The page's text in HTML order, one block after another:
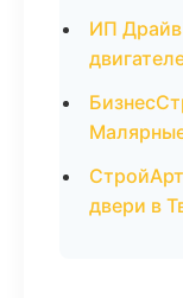
ИП
двери в